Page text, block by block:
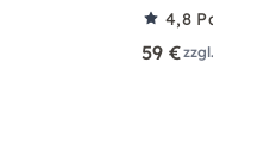
4,8
59 €zzgl.